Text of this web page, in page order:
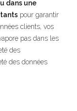
dans une
pour garantir
clients, vos
pas dans les
des
des données